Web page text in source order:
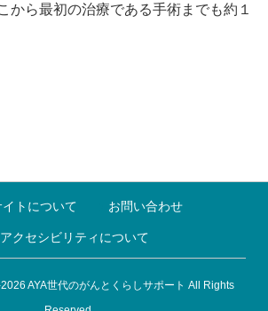
から最初の治療である手術までも約１
イトについて お問い合わせ
アクセシビリティについて
AYA世代のがんとくらしサポート All Rights